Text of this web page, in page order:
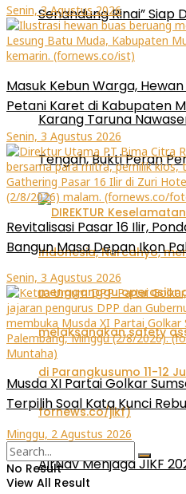
Senandung Rinai” Siap
Karang Taruna
Tengah, Bukti Peran
AirNav Menjaga JIKF
Senin, 3 Agustus 2026
Masuk Kebun Warga,
Petani Karet di Kabupaten
Senin, 3 Agustus 2026
Revitalisasi Pasar 16 Ilir,
Bangun Masa Depan Ikon
Senin, 3 Agustus 2026
Musda XI Partai Golkar
Terpilih Soal Kata Kunci
Minggu, 2 Agustus 2026
No Result
View All Result